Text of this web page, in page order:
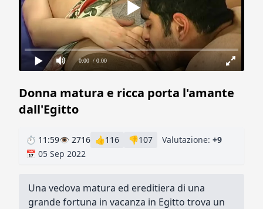
0:00 / 0:00
Donna matura e ricca porta l'amante
dall'Egitto
⏱ 11:59👁 2716 👍116 👎107 Valutazione: +9
📅 05 Sep 2022
Una vedova matura ed ereditiera di una
grande fortuna in vacanza in Egitto trova un